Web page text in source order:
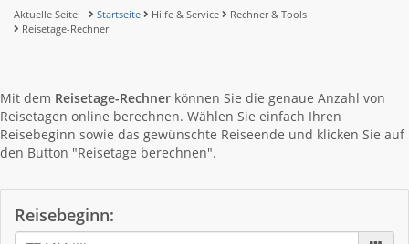
Aktuelle Seite: Startseite Hilfe & Service
Rechner & Tools
Reisetage-Rechner
Mit dem Reisetage-Rechner können Sie die genaue Anzahl von
Reisetagen online berechnen. Wählen Sie einfach Ihren
Reisebeginn sowie das gewünschte Reiseende und klicken Sie auf
den Button "Reisetage berechnen".
Reisebeginn: